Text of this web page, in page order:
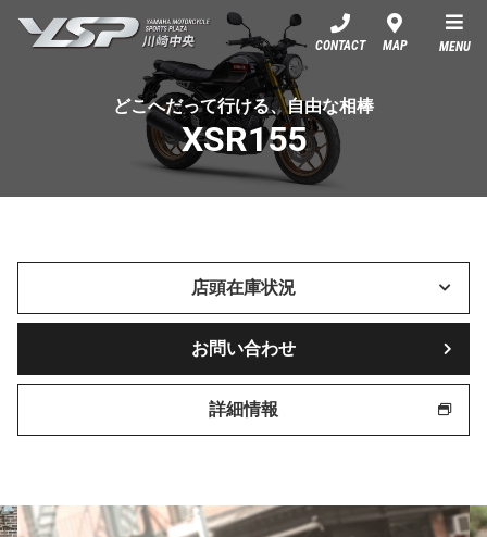
YSP川崎中央
CONTACT MAP MENU
どこへだって行ける、自由な相棒
XSR155
店頭在庫状況
お問い合わせ
詳細情報